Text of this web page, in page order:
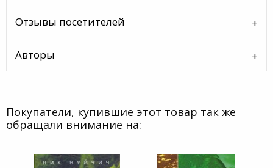
Отзывы посетителей
Авторы
Покупатели, купившие этот товар так же
обращали внимание на: